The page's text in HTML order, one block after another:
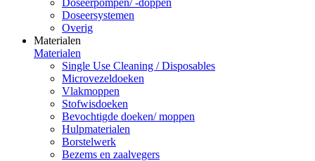
Doseersystemen
Overig
Materialen
Materialen
Single Use Cleaning / Disposables
Microvezeldoeken
Vlakmoppen
Stofwisdoeken
Bevochtigde doeken/ moppen
Hulpmaterialen
Borstelwerk
Bezems en zaalvegers